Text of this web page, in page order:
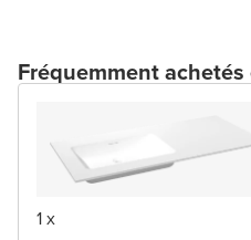
Fréquemment
1 x